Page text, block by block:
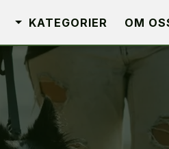
KATEGORIER OM